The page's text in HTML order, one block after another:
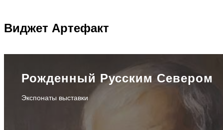
Виджет Артефакт
Рожденный Русским Севером
Экспонаты выставки